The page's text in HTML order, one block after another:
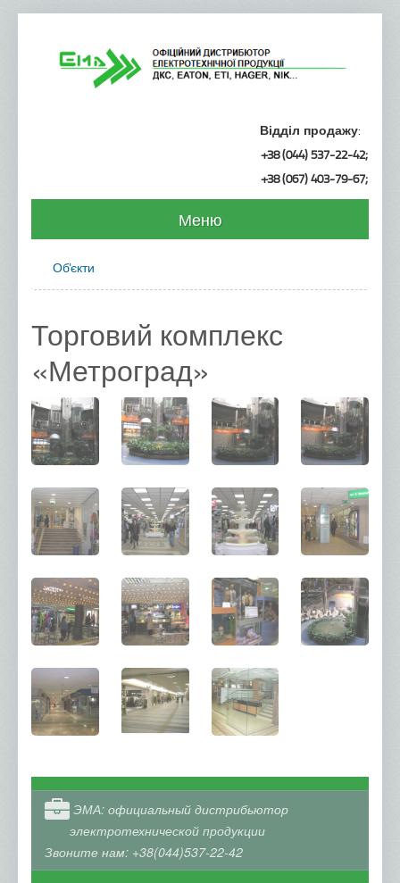
Відділ продажу:
+38 (044) 537-22-42;
+38 (067) 403-79-67;
Меню
Продукція
Металеві лотки
Пластикові труби
Пластикові кабель-канали
Низьковольтне обладнання
Обладнання ETI
Обладнання Hager
Обладнання Eaton
Розетки-вимикачі
Asfora
Celiane
Sedna
Valena
Valena Life
Unica
Світлотехнічна продукція
Генератори REM Power
Блискавкозахист
Об'єкти
Торговий комплекс
«Метроград»
ЭМА: официальный дистрибьютор
электротехнической продукции
Звоните нам: +38(044)537-22-42